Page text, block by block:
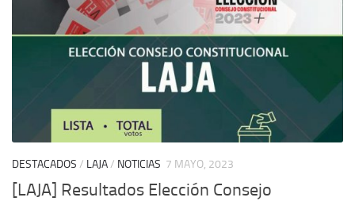
DESTACADOS / LAJA/ NOTICIAS 7 MAYO, 2023
[LAJA] Resultados Elección Consejo